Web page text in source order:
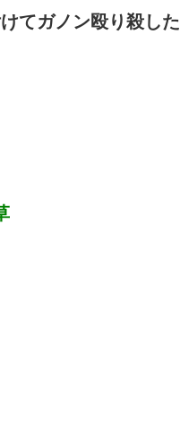
てガノン殴り殺した